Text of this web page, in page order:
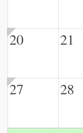
20 21
27 28